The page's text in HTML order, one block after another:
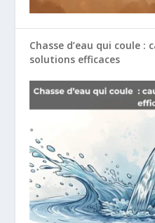
Chasse d’eau qui coule :
solutions efficaces